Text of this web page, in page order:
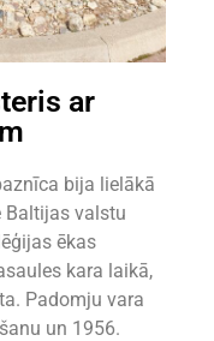
ar
bija lielākā
Baltijas valstu
ēkas
kara laikā,
Padomju vara
un 1956.